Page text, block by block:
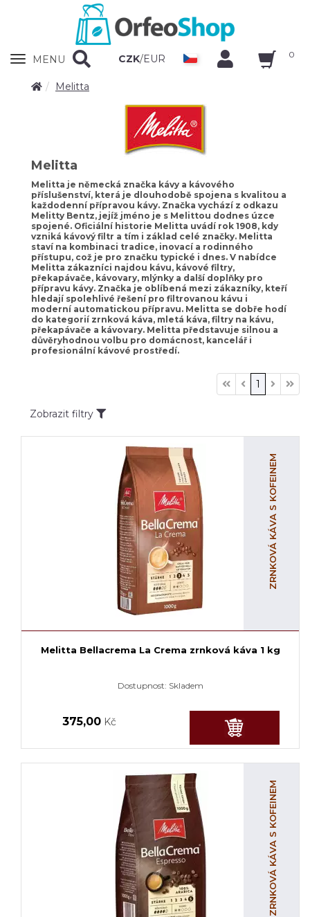
Zobrazit
MENU CZK/EUR 0
Melitta
Melitta
Melitta je německá značka kávy a kávového
příslušenství, která je dlouhodobě spojena s kvalitou a
každodenní přípravou kávy. Značka vychází z odkazu
Melitty Bentz, jejíž jméno je s Melittou dodnes úzce
spojené. Oficiální historie Melitta uvádí rok 1908, kdy
vzniká kávový filtr a tím i základ celé značky. Melitta
staví na kombinaci tradice, inovací a rodinného
přístupu, což je pro značku typické i dnes. V nabídce
Melitta zákazníci najdou kávu, kávové filtry,
překapávače, kávovary, mlýnky a další doplňky pro
přípravu kávy. Značka je oblíbená mezi zákazníky, kteří
hledají spolehlivé řešení pro filtrovanou kávu i
moderní automatickou přípravu. Melitta se dobře hodí
do kategorií zrnková káva, mletá káva, filtry na kávu,
překapávače a kávovary. Melitta představuje silnou a
důvěryhodnou volbu pro domácnost, kancelář i
profesionální kávové prostředí.
1
Zobrazit filtry
ZRNKOVÁ KÁVA S KOFEINEM
Melitta Bellacrema La Crema zrnková káva 1 kg
Dostupnost: Skladem
375,00 Kč
ZRNKOVÁ KÁVA S KOFEINEM